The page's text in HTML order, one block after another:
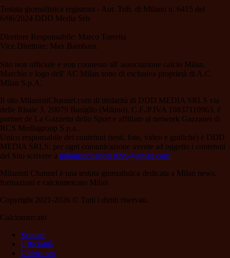
Testata giornalistica registrata - Aut. Trib. di Milano n. 6415 del
6/06/2024 DDD Media Srls
Direttore Responsabile: Marco Torretta
Vice Direttore: Max Bambara.
Sito non ufficiale e non connesso all' associazione calcio Milan.
Marchio e logo dell' AC Milan sono di esclusiva proprietà di A.C.
Milan S.p.A.
Il sito MilanistiChannel.com di titolarità di DDD MEDIA SRLS via
delle Risaie 3, 20079 Basiglio (Milano), C.F./P.IVA 10837110963, è
partner de La Gazzetta dello Sport e affiliato al network Gazzanet di
RCS Mediagroup S.p.a..
Unico responsabile dei contenuti (testi, foto, video e grafiche) è DDD
MEDIA SRLS; per ogni comunicazione avente ad oggetto i contenuti
del Sito scrivere a milanistichannel1899@gmail.com
Milanisti Channel è una testata giornalistica dedicata a Milan news,
formazioni e calciomercato Milan
Copyright 2021-2026 © Tutti i diritti riservati.
Calciomercato
Scenari
Ufficialità
Ultima ora